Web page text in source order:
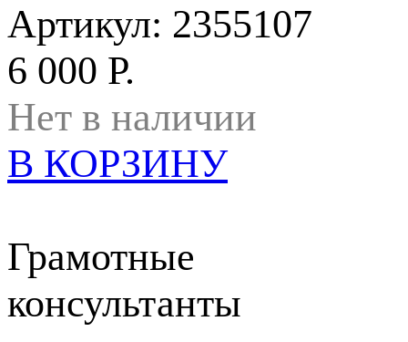
Артикул: 2355107
6 000 Р.
Нет в наличии
В КОРЗИНУ
Грамотные
консультанты